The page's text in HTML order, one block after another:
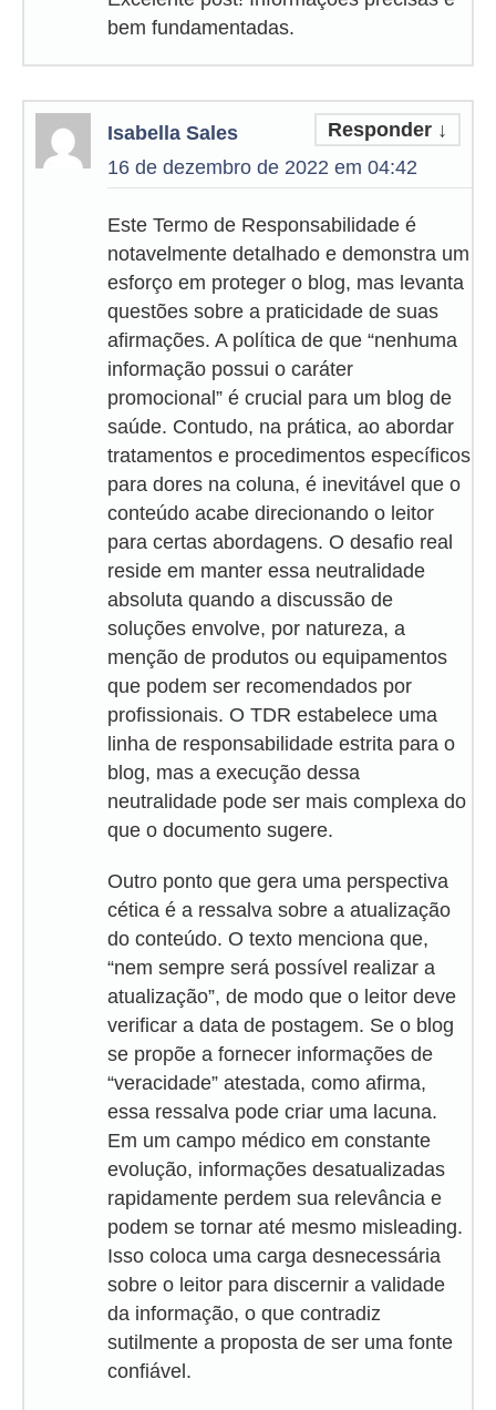
bem fundamentadas.
Isabella Sales
16 de dezembro de 2022 em 04:42
Responder ↓
Este Termo de Responsabilidade é
notavelmente detalhado e demonstra um
esforço em proteger o blog, mas levanta
questões sobre a praticidade de suas
afirmações. A política de que “nenhuma
informação possui o caráter
promocional” é crucial para um blog de
saúde. Contudo, na prática, ao abordar
tratamentos e procedimentos específicos
para dores na coluna, é inevitável que o
conteúdo acabe direcionando o leitor
para certas abordagens. O desafio real
reside em manter essa neutralidade
absoluta quando a discussão de
soluções envolve, por natureza, a
menção de produtos ou equipamentos
que podem ser recomendados por
profissionais. O TDR estabelece uma
linha de responsabilidade estrita para o
blog, mas a execução dessa
neutralidade pode ser mais complexa do
que o documento sugere.
Outro ponto que gera uma perspectiva
cética é a ressalva sobre a atualização
do conteúdo. O texto menciona que,
“nem sempre será possível realizar a
atualização”, de modo que o leitor deve
verificar a data de postagem. Se o blog
se propõe a fornecer informações de
“veracidade” atestada, como afirma,
essa ressalva pode criar uma lacuna.
Em um campo médico em constante
evolução, informações desatualizadas
rapidamente perdem sua relevância e
podem se tornar até mesmo misleading.
Isso coloca uma carga desnecessária
sobre o leitor para discernir a validade
da informação, o que contradiz
sutilmente a proposta de ser uma fonte
confiável.